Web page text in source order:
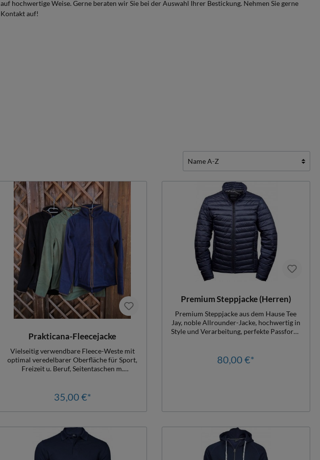
auf hochwertige Weise. Gerne beraten wir Sie bei der Auswahl Ihrer Bestickung. Nehmen Sie gerne
Kontakt auf!
Prakticana-Fleecejacke
Vielseitig verwendbare Fleece-Weste mit
optimal veredelbarer Oberfläche für Sport,
Freizeit u. Beruf, Seitentaschen m.
Antipillingfleece, 100% PolyesterNeue
Variante Prakticana-Earth mit
schokofarbigem Rand!Dieser Artikel ist
erhältlich!Einfach anfragen!
35,00 €*
Premium Steppjacke (Herren)
Premium Steppjacke aus dem Hause Tee
Jay, noble Allrounder-Jacke, hochwertig in
Style und Verarbeitung, perfekte Passform,
Seitentaschen m. Reißverschluss,
Innentasche, Frontreißverschluss ist
80,00 €*